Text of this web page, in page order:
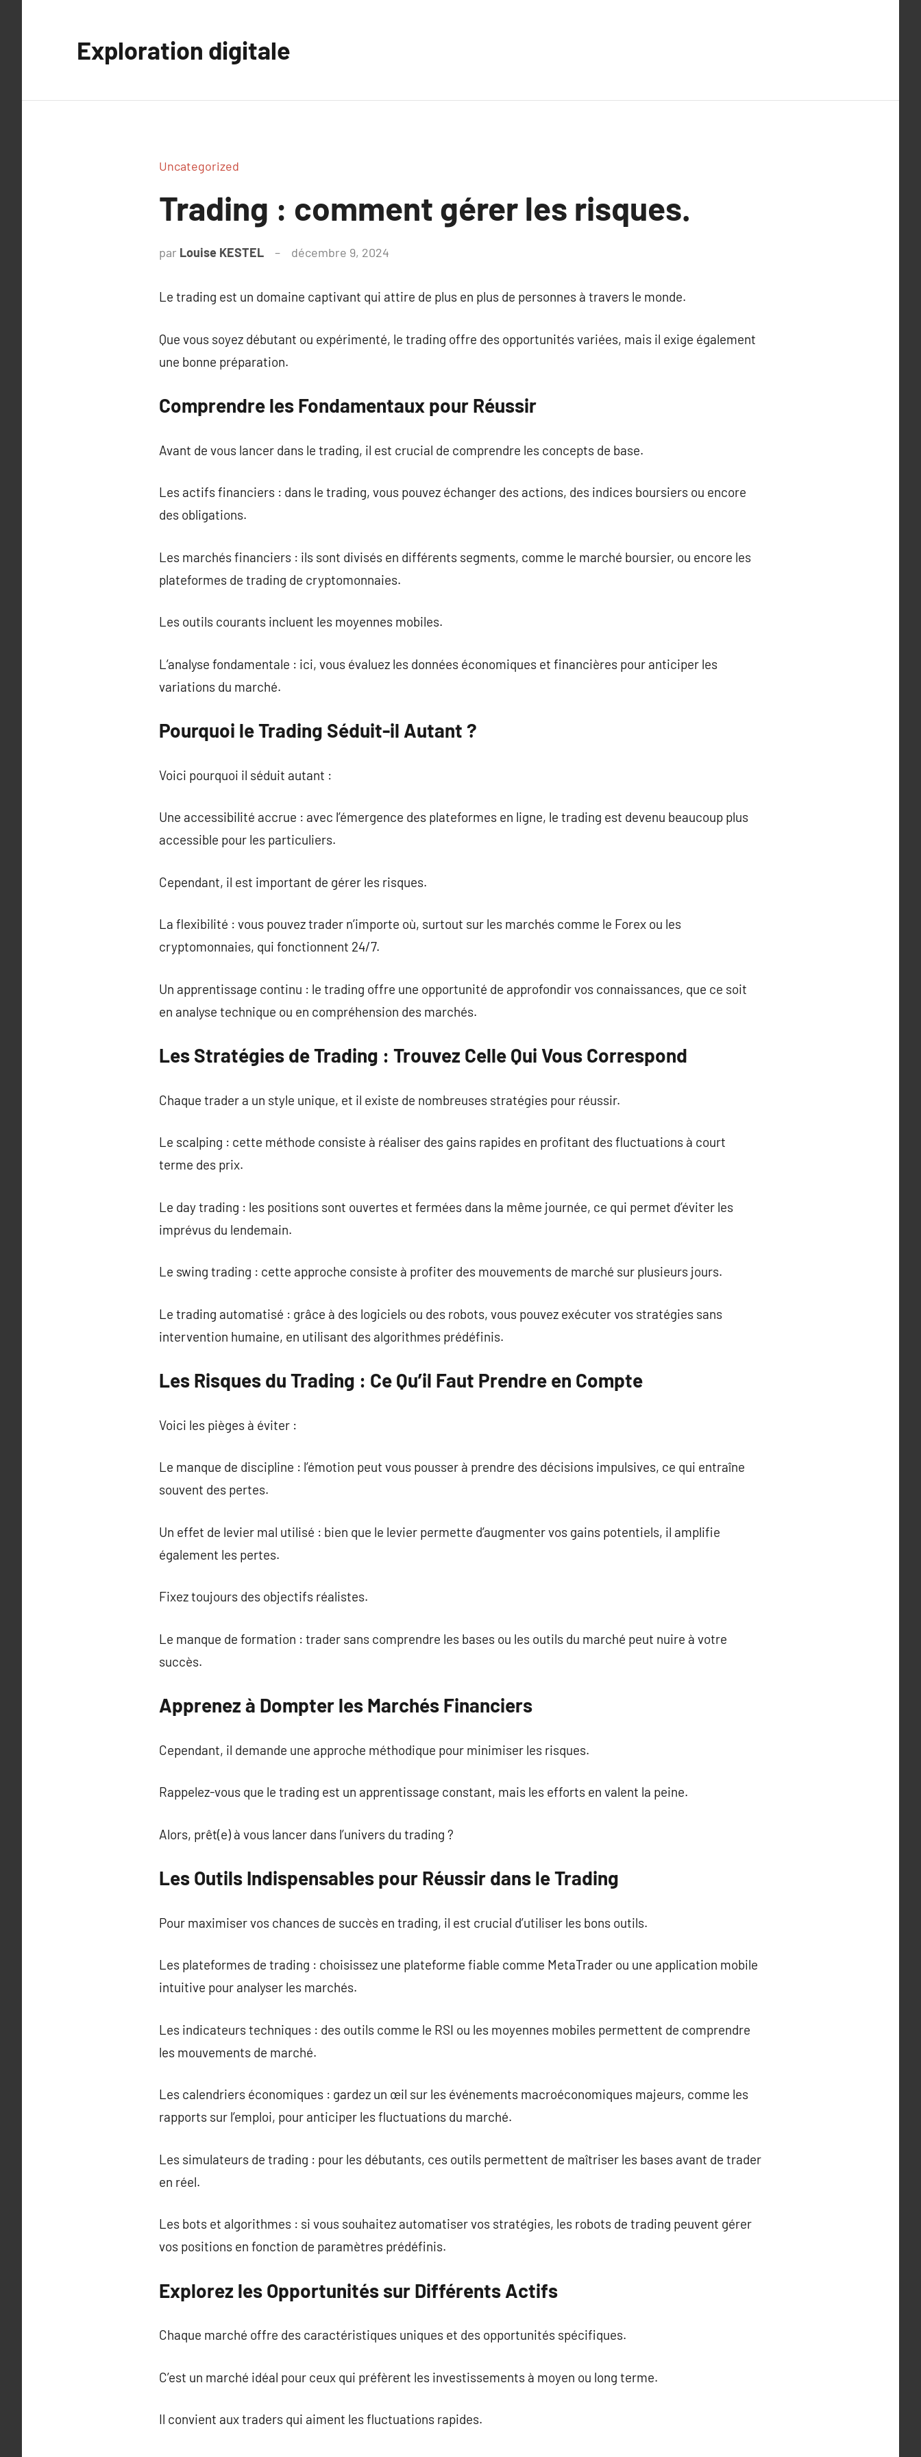
Exploration digitale
Uncategorized
Trading : comment gérer les risques.
par Louise KESTEL décembre 9, 2024
Le trading est un domaine captivant qui attire de plus en plus de personnes à travers le monde.
Que vous soyez débutant ou expérimenté, le trading offre des opportunités variées, mais il exige également
une bonne préparation.
Comprendre les Fondamentaux pour Réussir
Avant de vous lancer dans le trading, il est crucial de comprendre les concepts de base.
Les actifs financiers : dans le trading, vous pouvez échanger des actions, des indices boursiers ou encore
des obligations.
Les marchés financiers : ils sont divisés en différents segments, comme le marché boursier, ou encore les
plateformes de trading de cryptomonnaies.
Les outils courants incluent les moyennes mobiles.
L’analyse fondamentale : ici, vous évaluez les données économiques et financières pour anticiper les
variations du marché.
Pourquoi le Trading Séduit-il Autant ?
Voici pourquoi il séduit autant :
Une accessibilité accrue : avec l’émergence des plateformes en ligne, le trading est devenu beaucoup plus
accessible pour les particuliers.
Cependant, il est important de gérer les risques.
La flexibilité : vous pouvez trader n’importe où, surtout sur les marchés comme le Forex ou les
cryptomonnaies, qui fonctionnent 24/7.
Un apprentissage continu : le trading offre une opportunité de approfondir vos connaissances, que ce soit
en analyse technique ou en compréhension des marchés.
Les Stratégies de Trading : Trouvez Celle Qui Vous Correspond
Chaque trader a un style unique, et il existe de nombreuses stratégies pour réussir.
Le scalping : cette méthode consiste à réaliser des gains rapides en profitant des fluctuations à court
terme des prix.
Le day trading : les positions sont ouvertes et fermées dans la même journée, ce qui permet d’éviter les
imprévus du lendemain.
Le swing trading : cette approche consiste à profiter des mouvements de marché sur plusieurs jours.
Le trading automatisé : grâce à des logiciels ou des robots, vous pouvez exécuter vos stratégies sans
intervention humaine, en utilisant des algorithmes prédéfinis.
Les Risques du Trading : Ce Qu’il Faut Prendre en Compte
Voici les pièges à éviter :
Le manque de discipline : l’émotion peut vous pousser à prendre des décisions impulsives, ce qui entraîne
souvent des pertes.
Un effet de levier mal utilisé : bien que le levier permette d’augmenter vos gains potentiels, il amplifie
également les pertes.
Fixez toujours des objectifs réalistes.
Le manque de formation : trader sans comprendre les bases ou les outils du marché peut nuire à votre
succès.
Apprenez à Dompter les Marchés Financiers
Cependant, il demande une approche méthodique pour minimiser les risques.
Rappelez-vous que le trading est un apprentissage constant, mais les efforts en valent la peine.
Alors, prêt(e) à vous lancer dans l’univers du trading ?
Les Outils Indispensables pour Réussir dans le Trading
Pour maximiser vos chances de succès en trading, il est crucial d’utiliser les bons outils.
Les plateformes de trading : choisissez une plateforme fiable comme MetaTrader ou une application mobile
intuitive pour analyser les marchés.
Les indicateurs techniques : des outils comme le RSI ou les moyennes mobiles permettent de comprendre
les mouvements de marché.
Les calendriers économiques : gardez un œil sur les événements macroéconomiques majeurs, comme les
rapports sur l’emploi, pour anticiper les fluctuations du marché.
Les simulateurs de trading : pour les débutants, ces outils permettent de maîtriser les bases avant de trader
en réel.
Les bots et algorithmes : si vous souhaitez automatiser vos stratégies, les robots de trading peuvent gérer
vos positions en fonction de paramètres prédéfinis.
Explorez les Opportunités sur Différents Actifs
Chaque marché offre des caractéristiques uniques et des opportunités spécifiques.
C’est un marché idéal pour ceux qui préfèrent les investissements à moyen ou long terme.
Il convient aux traders qui aiment les fluctuations rapides.